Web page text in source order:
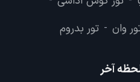
وان - تور بدروم
آخر